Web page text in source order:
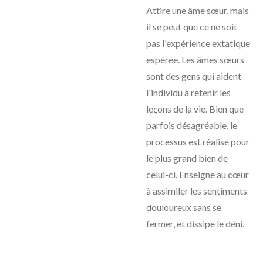
Attire une âme sœur, mais
il se peut que ce ne soit
pas l'expérience extatique
espérée. Les âmes sœurs
sont des gens qui aident
l'individu à retenir les
leçons de la vie. Bien que
parfois désagréable, le
processus est réalisé pour
le plus grand bien de
celui-ci. Enseigne au cœur
à assimiler les sentiments
douloureux sans se
fermer, et dissipe le déni.